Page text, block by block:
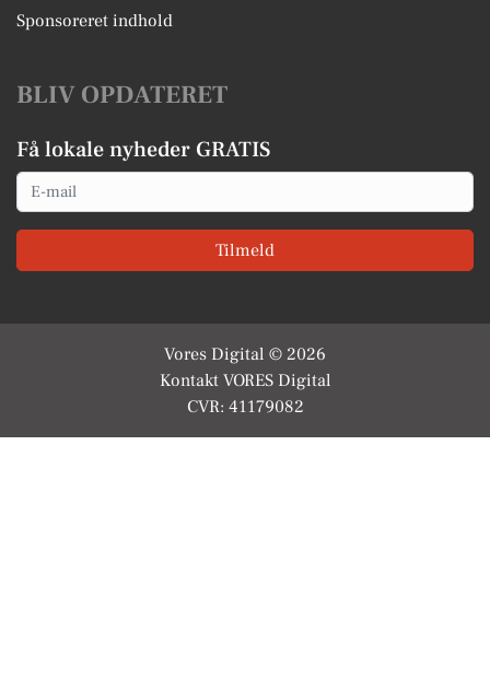
Sponsoreret indhold
BLIV OPDATERET
Få lokale nyheder GRATIS
Email
Tilmeld
Vores Digital © 2026
Kontakt VORES Digital
CVR: 41179082